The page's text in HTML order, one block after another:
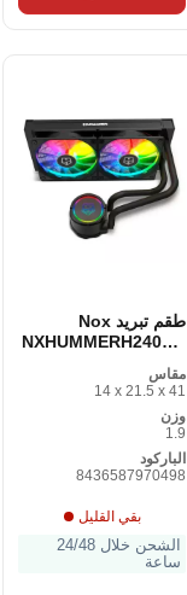
طقم تبريد Nox
NXHUMMERH240AR
مقاس
14 x 21.5 x 41
وزن
1.9
الباركود
8436587970498
بقي القليل
الشحن خلال 24/48
ساعة